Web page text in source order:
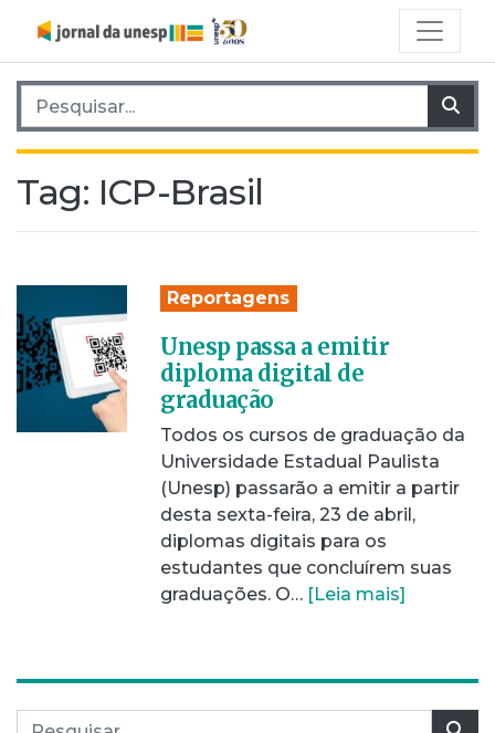
Pesquisar por:
Tag: ICP-Brasil
Reportagens
Unesp passa a emitir
diploma digital de
graduação
Todos os cursos de graduação da
Universidade Estadual Paulista
(Unesp) passarão a emitir a partir
desta sexta-feira, 23 de abril,
diplomas digitais para os
estudantes que concluírem suas
graduações. O… [Leia mais]
Pesquisar por: